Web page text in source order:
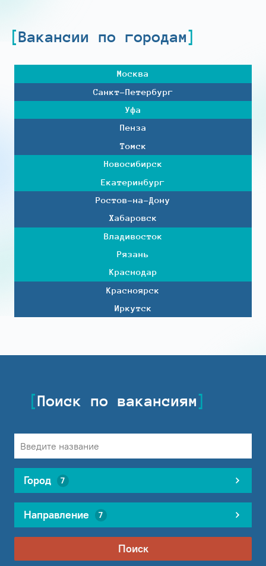
Вакансии по городам
Москва
Санкт-Петербург
Уфа
Пенза
Томск
Новосибирск
Екатеринбург
Ростов-на-Дону
Хабаровск
Владивосток
Рязань
Краснодар
Красноярск
Иркутск
Поиск по вакансиям
Город 7
Направление 7
Поиск